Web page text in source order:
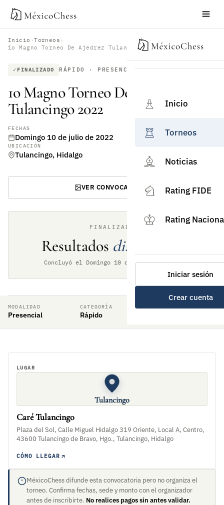
Inicio
Torneos
Noticias
Rating FIDE
Rating
Iniciar sesión
Crear cuenta
Inicio ›Torneos ›
1o Magno Torneo De Ajedrez Tulancingo 2022
FINALIZADO RÁPIDO · PRESENCIAL
1o Magno Torneo De Ajedrez
Tulancingo 2022
FECHAS
Domingo 10 de julio de 2022
UBICACIÓN
Tulancingo, Hidalgo
VER CONVOCATORIA
FINALIZADO
Resultados disponibles
Concluyó el Domingo 10 de julio de 2022
MODALIDAD
Presencial
CATEGORÍA
Rápido
MéxicoChess difunde esta convocatoria pero no organiza el
torneo. Confirma fechas, sede y monto con el organizador
antes de inscribirte. No realices pagos sin antes validar.
LUGAR
Tulancingo
Caré Tulancingo
Plaza del Sol, Calle Miguel Hidalgo 319 Oriente, Local A, Centro,
43600 Tulancingo de Bravo, Hgo., Tulancingo, Hidalgo
CÓMO LLEGAR